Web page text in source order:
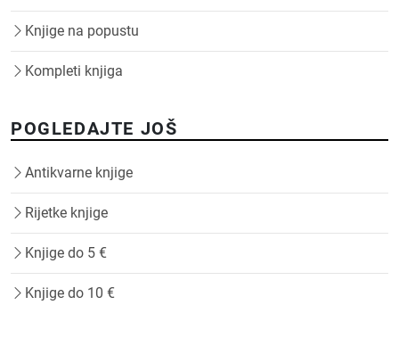
Knjige na popustu
Kompleti knjiga
POGLEDAJTE JOŠ
Antikvarne knjige
Rijetke knjige
Knjige do 5 €
Knjige do 10 €